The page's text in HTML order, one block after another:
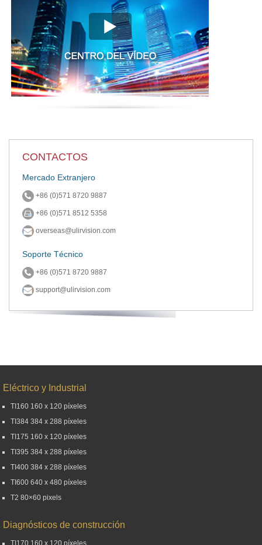
CONTACTOS
Mercado Extranjero
+86 (0)571 8720 9887
+86 (0)571 8512 5358
overseas@ulirvision.com
Soporte Técnico
+86 (0)571 8720 9887
support@ulirvision.com
Eléctrico y Industrial
TI160 160 x 120 píxeles
TI384 384 x 288 píxeles
TI175 160 x 120 píxeles
TI395 384 x 288 píxeles
TI400 384 x 288 píxeles
TI600 640 x 480 píxeles
T2 80×60 pixels
Diagnósticos de construcción
TI170 160 x 120 píxeles